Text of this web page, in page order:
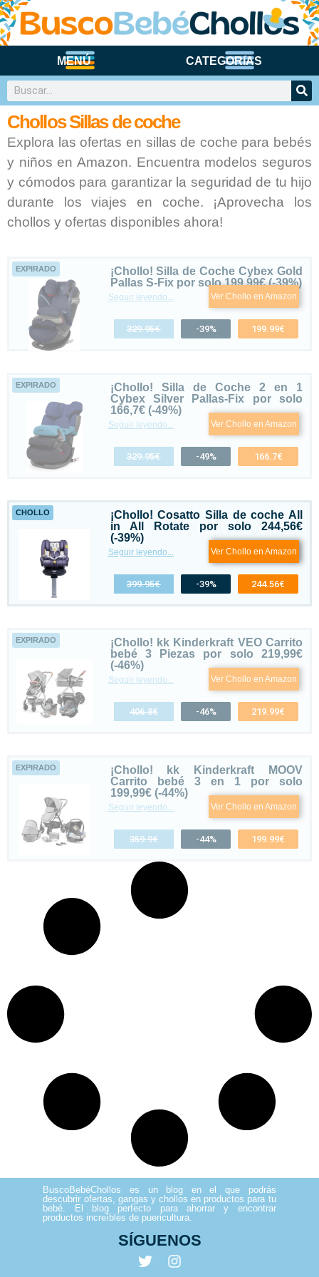
Chollos Sillas de coche
Explora las ofertas en sillas de coche para bebés
y niños en Amazon. Encuentra modelos seguros
y cómodos para garantizar la seguridad de tu hijo
durante los viajes en coche. ¡Aprovecha los
chollos y ofertas disponibles ahora!
EXPIRADO
¡Chollo! Silla de Coche Cybex Gold
Pallas S-Fix por solo 199,99€ (-39%)
Seguir leyendo... Ver Chollo en Amazon
329.95€ -39% 199.99€
EXPIRADO
¡Chollo! Silla de Coche 2 en 1
Cybex Silver Pallas-Fix por solo
166,7€ (-49%)
Seguir leyendo... Ver Chollo en Amazon
329.95€ -49% 166.7€
CHOLLO
¡Chollo! Cosatto Silla de coche All
in All Rotate por solo 244,56€
(-39%)
Seguir leyendo... Ver Chollo en Amazon
399.95€ -39% 244.56€
EXPIRADO
¡Chollo! kk Kinderkraft VEO Carrito
bebé 3 Piezas por solo 219,99€
(-46%)
Seguir leyendo... Ver Chollo en Amazon
406.8€ -46% 219.99€
EXPIRADO
¡Chollo! kk Kinderkraft MOOV
Carrito bebé 3 en 1 por solo
199,99€ (-44%)
Seguir leyendo... Ver Chollo en Amazon
359.9€ -44% 199.99€
BuscoBebéChollos es un blog en el que podrás
descubrir ofertas, gangas y chollos en productos para tu
bebé. El blog perfecto para ahorrar y encontrar
productos increíbles de puericultura.
SÍGUENOS